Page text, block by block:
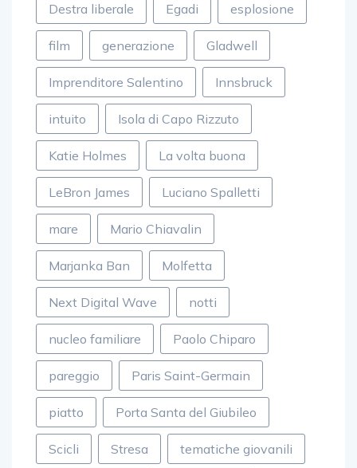
Destra liberale Egadi esplosione
film generazione Gladwell
Imprenditore Salentino Innsbruck
intuito Isola di Capo Rizzuto
Katie Holmes La volta buona
LeBron James Luciano Spalletti
mare Mario Chiavalin
Marjanka Ban Molfetta
Next Digital Wave notti
nucleo familiare Paolo Chiparo
pareggio Paris Saint-Germain
piatto Porta Santa del Giubileo
Scicli Stresa tematiche giovanili